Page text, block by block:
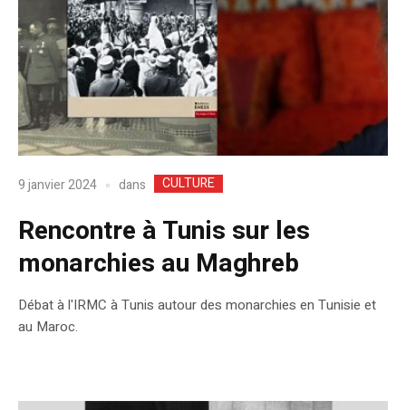
9 janvier 2024 dans CULTURE
Rencontre à Tunis sur les
monarchies au Maghreb
Débat à l'IRMC à Tunis autour des monarchies en Tunisie et
au Maroc.